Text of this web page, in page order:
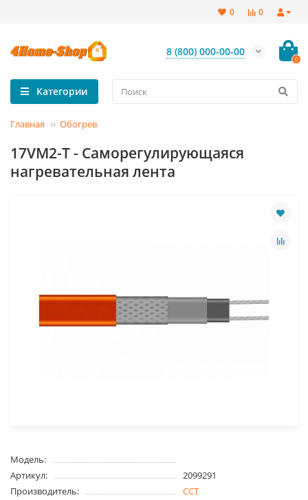
0
0
8 (800) 000-00-00
0
Категории
Главная Обогрев
17VM2-T - Саморегулирующаяся
нагревательная лента
Модель:
Артикул:
2099291
Производитель:
ССТ